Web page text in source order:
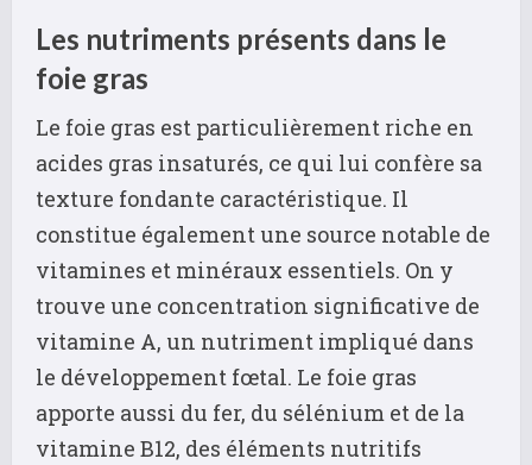
Les nutriments présents dans le
foie gras
Le foie gras est particulièrement riche en
acides gras insaturés, ce qui lui confère sa
texture fondante caractéristique. Il
constitue également une source notable de
vitamines et minéraux essentiels. On y
trouve une concentration significative de
vitamine A, un nutriment impliqué dans
le développement fœtal. Le foie gras
apporte aussi du fer, du sélénium et de la
vitamine B12, des éléments nutritifs